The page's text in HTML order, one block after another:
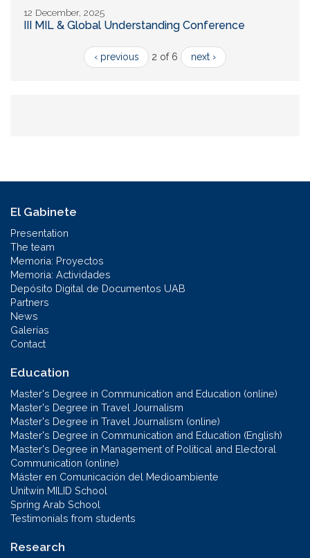
12 December, 2025
III MIL & Global Understanding Conference
‹ previous 2 of 6 next ›
El Gabinete
Presentation
The team
Memoria: Proyectos
Memoria: Actividades
Depósito Digital de Documentos UAB
Partners
News
Galerías
Contact
Education
Master's Degree in Communication and Education (online)
Master's Degree in Travel Journalism
Master's Degree in Travel Journalism (online)
Master's Degree in Communication and Education (English)
Master's Degree in Management of Political and Electoral
Communication (online)
Máster en Comunicación del Medioambiente
Unitwin MILID School
Spring Arab School
Testimonials from students
Research